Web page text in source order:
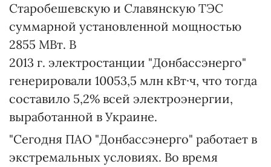
Старобешевскую и Славянскую ТЭС
суммарной установленной мощностью
2855 МВт. В
2013 г. электростанции "Донбассэнерго"
генерировали 10053,5 млн кВт·ч, что тогда
составило 5,2% всей электроэнергии,
выработанной в Украине.
"Сегодня ПАО "Донбассэнерго" работает в
экстремальных условиях. Во время